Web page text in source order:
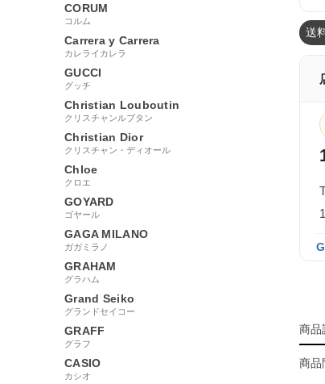
CORUM
コルム
Carrera y Carrera
カレライカレラ
GUCCI
グッチ
Christian Louboutin
クリスチャンルブタン
Christian Dior
クリスチャン・ディオール
Chloe
クロエ
GOYARD
ゴヤール
GAGA MILANO
ガガミラノ
GRAHAM
グラハム
Grand Seiko
グランドセイコー
GRAFF
グラフ
CASIO
カシオ
送
商品
商品